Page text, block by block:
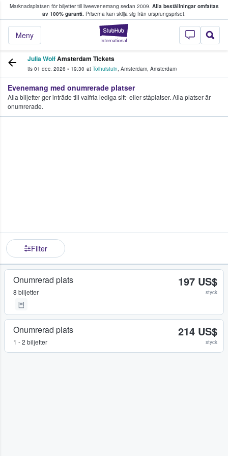
Marknadsplatsen för biljetter till liveevenemang sedan 2009. Alla beställningar omfattas
av 100% garanti. Priserna kan skilja sig från ursprungspriset.
StubHub – där
Meny
köper och säljer biljetter.
Julia WolfAmsterdam Tickets
tis 01 dec. 2026 • 19:30 at Tolhuistuin, Amsterdam, Amsterdam
Evenemang med onumrerade platser
Alla biljetter ger inträde till valfria lediga sitt- eller ståplatser. Alla platser är
onumrerade.
Filter
Onumrerad plats
8 biljetter
197 US$
styck
Onumrerad plats
1 - 2 biljetter
214 US$
styck